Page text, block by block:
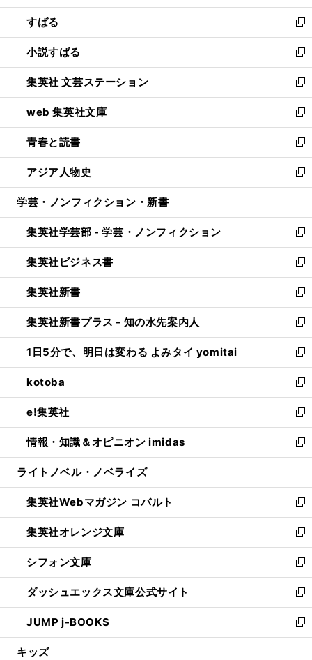
開
く
ウ
で
開
く
ン
ド
ウ
で
開
く
すばる
新
し
い
ウ
ィ
ン
ド
ウ
で
開
く
小説すばる
新
し
い
ウ
ィ
ン
ド
ウ
で
開
集英社 文芸ステーション
新
し
い
ウ
ィ
ン
ド
ウ
開
く
web 集英社文庫
新
し
い
ウ
ィ
ン
ウ
で
開
く
青春と読書
新
し
い
ウ
ン
ド
ウ
で
開
く
アジア人物史
新
し
ウ
ィ
ン
ド
ウ
で
開
く
学芸・ノンフィクション・新書
集英社学芸部 - 学芸・ノンフィクション
新
し
い
ウ
ィ
ン
ド
ウ
で
開
く
集英社ビジネス書
新
し
い
ウ
ィ
ン
ド
ウ
で
開
く
集英社新書
新
し
い
ウ
ィ
ン
ド
ウ
で
開
く
集英社新書プラス - 知の水先案内人
新
し
い
ウ
ィ
ン
ド
ウ
で
開
1日5分で、明日は変わる よみタイ yomitai
新
し
い
ウ
ィ
ン
ド
ウ
開
く
kotoba
新
し
い
ウ
ィ
ン
ウ
で
開
く
e!集英社
新
し
い
ウ
ン
ド
ウ
で
開
く
情報・知識＆オピニオン imidas
新
し
ウ
ィ
ン
ド
ウ
で
開
く
ライトノベル・ノベライズ
集英社Webマガジン コバルト
新
し
い
ウ
ィ
ン
ド
ウ
で
開
集英社オレンジ文庫
新
し
い
ウ
ィ
ン
ド
ウ
シフォン文庫
新
し
い
ウ
ィ
ン
ダッシュエックス文庫公式サイト
新
し
い
ウ
JUMP j-BOOKS
新
し
キッズ